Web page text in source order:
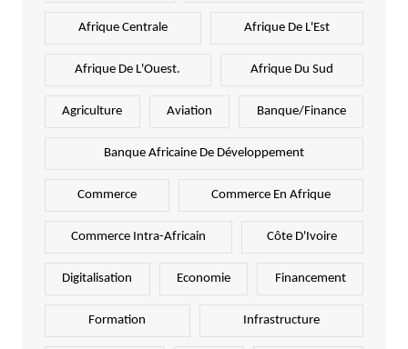
Afrique Centrale Afrique De L'Est
Afrique De L'Ouest. Afrique Du Sud
Agriculture Aviation Banque/Finance
Banque Africaine De Développement
Commerce Commerce En Afrique
Commerce Intra-Africain Côte D'Ivoire
Digitalisation Economie Financement
Formation Infrastructure